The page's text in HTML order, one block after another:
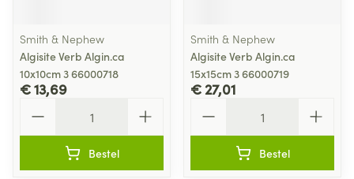
Smith & Nephew
Algisite Verb Algin.ca
10x10cm 3 66000718
€ 13,69
Bestel
Smith & Nephew
Algisite Verb Algin.ca
15x15cm 3 66000719
€ 27,01
Bestel